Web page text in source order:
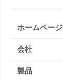
ホームページ
会社
製品